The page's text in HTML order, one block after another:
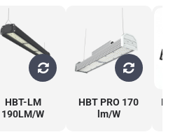
HBT-LM
190LM/W
HBT PRO 170
lm/W